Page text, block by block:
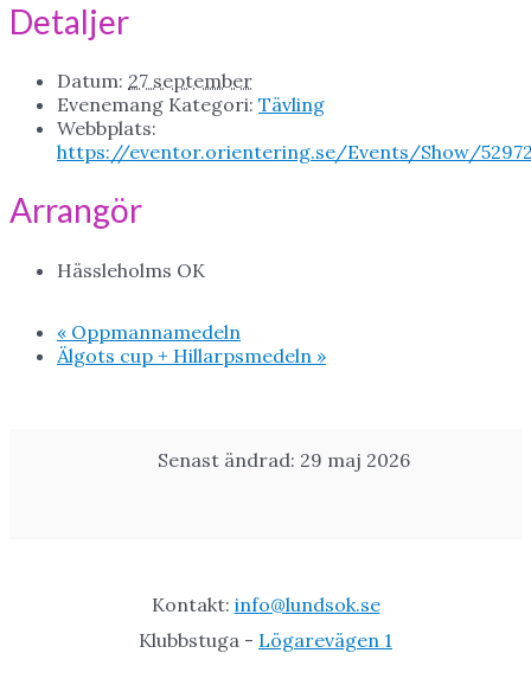
Detaljer
Datum: 27 september
Evenemang Kategori: Tävling
Webbplats:
https://eventor.orientering.se/Events/Show/
Arrangör
Hässleholms OK
« Oppmannamedeln
Älgots cup + Hillarpsmedeln »
Senast ändrad: 29 maj 2026
Kontakt: info@lundsok.se
Klubbstuga - Lögarevägen 1